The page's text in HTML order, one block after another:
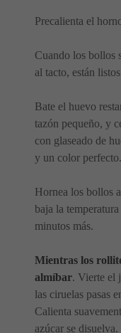
Precalienta el
Cuando los bollos
al tacto, están
Bate el huevo
tazón pequeño, y
con glaseado de
y un color perfecto.
Hornea los bollos
baja la
minutos más.
Mientras los
almíbar. Vierte el
las ciruelas pasas
Calienta
azúcar se